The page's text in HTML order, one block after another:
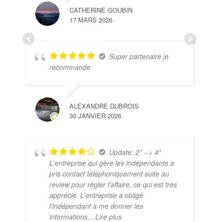
CATHERINE GOUBIN
17 MARS 2026
Super partenaire je
recommande
ALEXANDRE DUBROIS
30 JANVIER 2026
Update: 2* --> 4*
L'entreprise qui gère les indépendants a
pris contact téléphoniquement suite au
review pour régler l'affaire, ce qui est très
apprécié. L'entreprise a obligé
l'indépendant a me donner les
informations... Lire plus